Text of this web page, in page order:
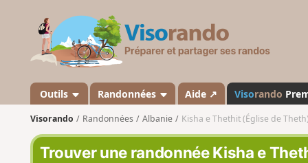
s
a
n
d
o
Outils Randonnées Aide ↗ Visorando
Visorando Randonnées Albanie Kisha e Thethit (Église de Theth)
Trouver une randonnée Kisha e